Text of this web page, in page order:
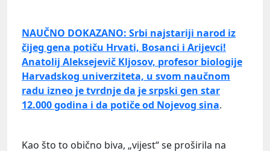
NAUČNO DOKAZANO: Srbi najstariji narod iz
čijeg gena potiču Hrvati, Bosanci i Arijevci!
Anatolij Aleksejevič Kljosov, profesor biologije
Harvadskog univerziteta, u svom naučnom
radu izneo je tvrdnje da je srpski gen star
12.000 godina i da potiče od Nojevog sina.
Kao što to obično biva, „vijest“ se proširila na